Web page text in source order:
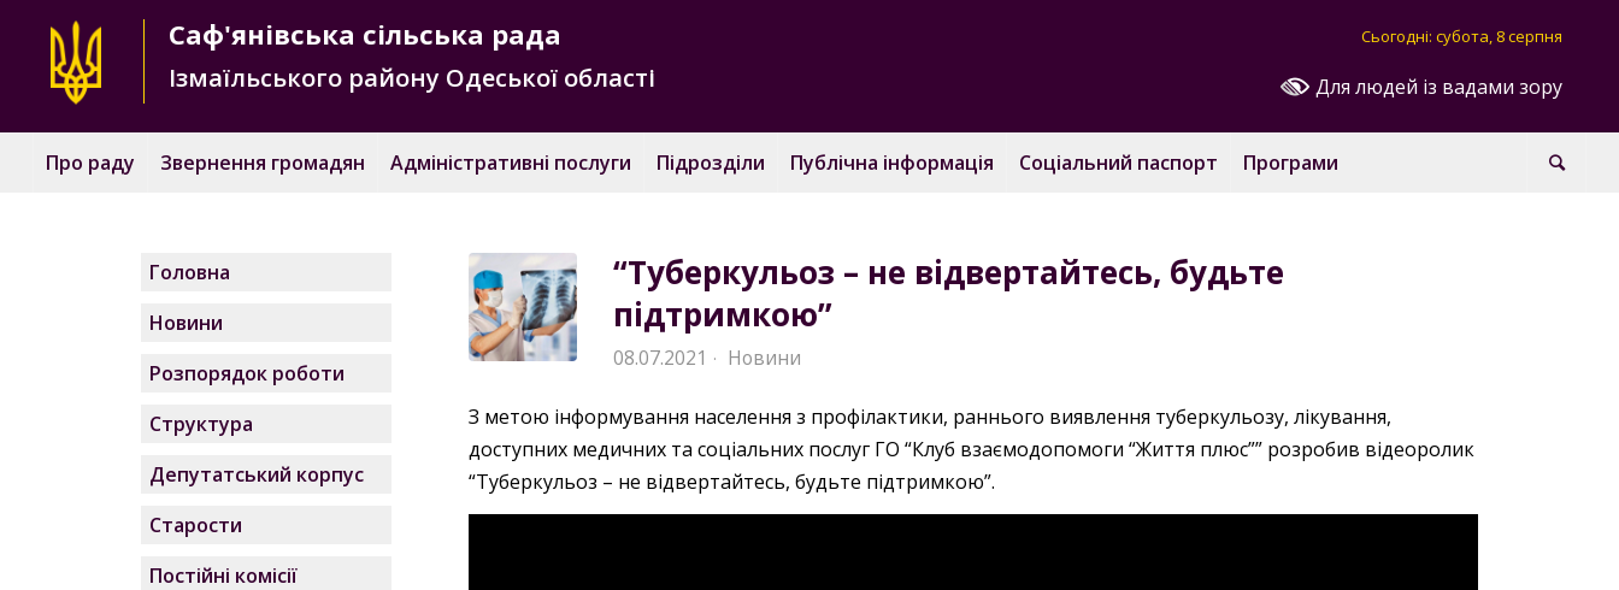
Для людей із вадами зору
Сьогодні: субота, 8 серпня
Саф'янівська сільська рада
Ізмаїльського району Одеської області
Про раду Звернення громадян Адміністративні послуги Підрозділи Публічна інформація Соціальний паспорт Програми
“Туберкульоз – не відвертайтесь, будьте
підтримкою”
08.07.2021 · Новини
З метою інформування населення з профілактики, раннього виявлення туберкульозу, лікування,
доступних медичних та соціальних послуг ГО “Клуб взаємодопомоги “Життя плюс”” розробив відеоролик
“Туберкульоз – не відвертайтесь, будьте підтримкою”.
Головна
Новини
Розпорядок роботи
Структура
Депутатський корпус
Старости
Постійні комісії